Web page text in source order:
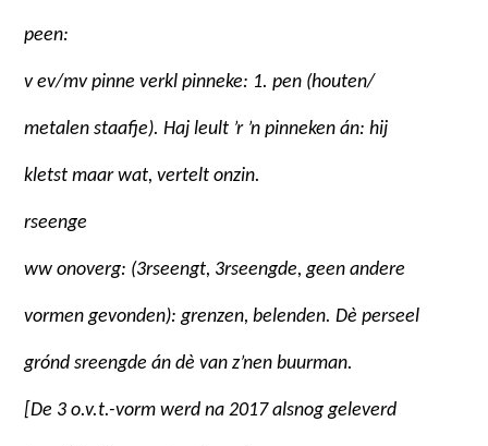
peen:
v ev/mv pinne verkl pinneke: 1. pen (houten/
metalen staafje). Haj leult ’r ’n pinneken án: hij
kletst maar wat, vertelt onzin.
rseenge
ww onoverg: (3rseengt, 3rseengde, geen andere
vormen gevonden): grenzen, belenden. Dè perseel
grónd sreengde án dè van z’nen buurman.
[De 3 o.v.t.-vorm werd na 2017 alsnog geleverd